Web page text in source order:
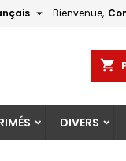
Bienvenue,

shopping_cart
DIVERS